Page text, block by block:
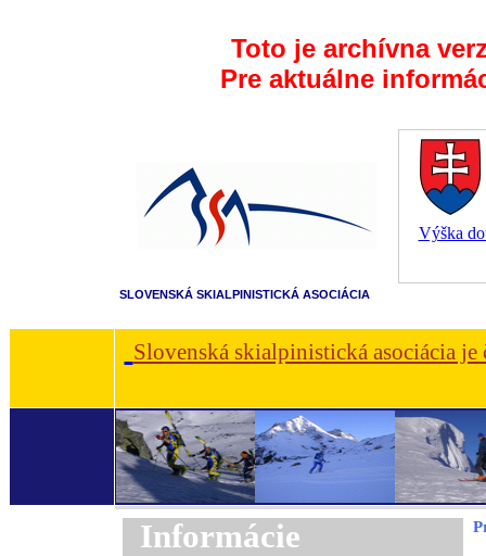
Toto je archívna
Pre aktuálne
Výška
SLOVENSKÁ SKIALPINISTICKÁ ASOCIÁCIA
Slovenská skialpinistická asociácia
Informácie